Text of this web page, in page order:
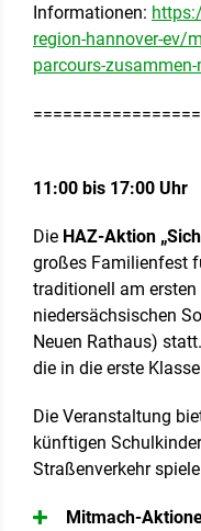
Informationen:
region-hannover-ev/
parcours-
Sonntag,
11:00 bis 17:00 Uhr
Die HAZ-Aktion
großes Familienfest
traditionell am
niedersächsischen
Neuen Rathaus)
die in die erste
Die Veranstaltung
künftigen
Straßenverkehr
Mitmach-